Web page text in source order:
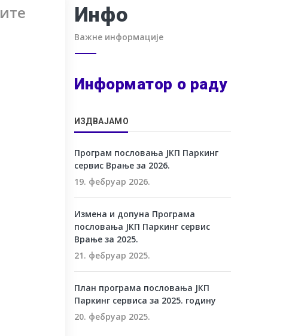
Инфо
Важне информације
Информатор о раду
ИЗДВАЈАМО
Програм пословања ЈКП Паркинг
сервис Врање за 2026.
19. фебруар 2026.
Измена и допуна Програма
пословања ЈКП Паркинг сервис
Врање за 2025.
21. фебруар 2025.
План програма пословања ЈКП
Паркинг сервиса за 2025. годину
20. фебруар 2025.